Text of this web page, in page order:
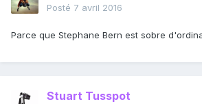
Posté 7 avril 2016
Parce que Stephane Bern est sobre
Stuart Tusspot